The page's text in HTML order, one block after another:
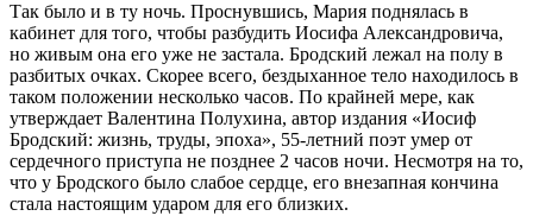
Так было и в ту ночь. Проснувшись, Мария поднялась в
кабинет для того, чтобы разбудить Иосифа Александровича,
но живым она его уже не застала. Бродский лежал на полу в
разбитых очках. Скорее всего, бездыханное тело находилось в
таком положении несколько часов. По крайней мере, как
утверждает Валентина Полухина, автор издания «Иосиф
Бродский: жизнь, труды, эпоха», 55-летний поэт умер от
сердечного приступа не позднее 2 часов ночи. Несмотря на то,
что у Бродского было слабое сердце, его внезапная кончина
стала настоящим ударом для его близких.